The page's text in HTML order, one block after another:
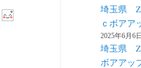
埼玉県 Z
ｃボアア
2025年6月6日
埼玉県
ボアアッ